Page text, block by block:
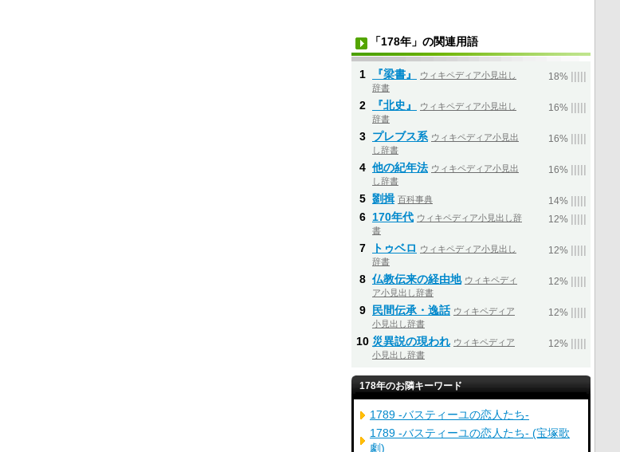
「178年」の関連用語
1 『梁書』
ウィキペディア小見出し
辞書
18%
2 『北史』
ウィキペディア小見出し
辞書
16%
3 プレブス系 ウィキペディア小見出
し辞書
16%
4 他の紀年法 ウィキペディア小見出
し辞書
16%
5 劉揖 百科事典 14%
6 170年代 ウィキペディア小見出し辞
書
12%
7 トゥベロ ウィキペディア小見出し
辞書
12%
8 仏教伝来の経由地 ウィキペディ
ア小見出し辞書
12%
9 民間伝承・逸話 ウィキペディア
小見出し辞書
12%
10 災異説の現われ ウィキペディア
小見出し辞書
12%
178年のお隣キーワード
1789 -バスティーユの恋人たち-
1789 -バスティーユの恋人たち- (宝塚歌
劇)